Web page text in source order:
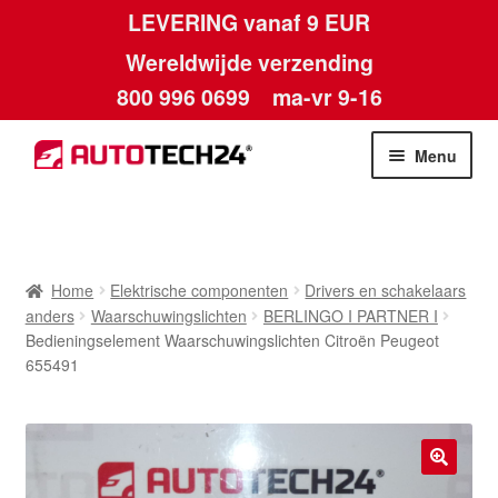
LEVERING vanaf 9 EUR
Wereldwijde verzending
800 996 0699 ma-vr 9-16
Ga
door
Ga
naar
Menu
Algemene voorwaarden
Home Elektrische componenten
Drivers en schakelaars
anders
Waarschuwingslichten
BERLINGO I PARTNER I
Bedieningselement Waarschuwingslichten Citroën Peugeot
655491